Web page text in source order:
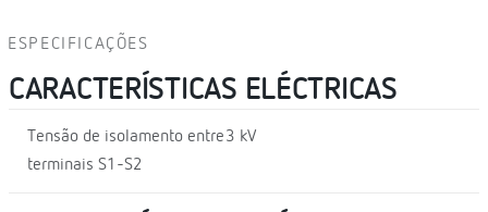
ESPECIFICAÇÕES
CARACTERÍSTICAS ELÉCTRICAS
Tensão de isolamento entre
terminais S1-S2
3 kV